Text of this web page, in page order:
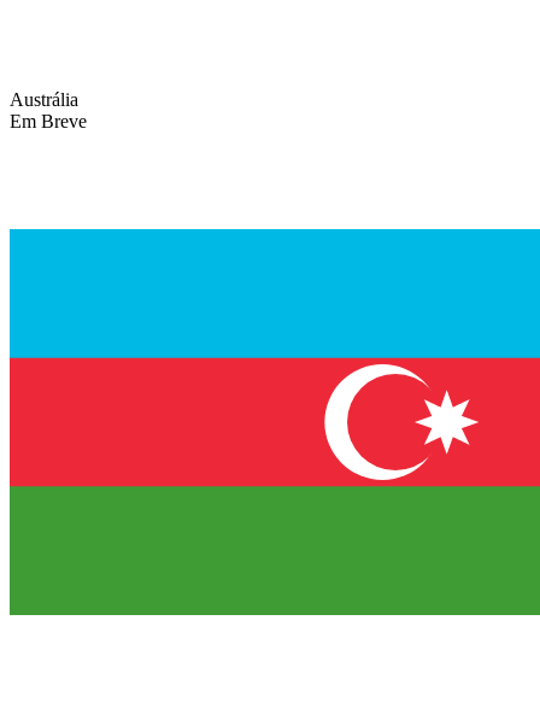
Austrália
Em Breve